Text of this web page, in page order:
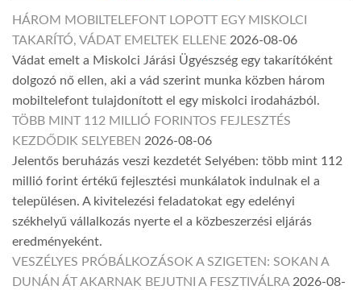
HÁROM MOBILTELEFONT LOPOTT EGY MISKOLCI
TAKARÍTÓ, VÁDAT EMELTEK ELLENE 2026-08-06
Vádat emelt a Miskolci Járási Ügyészség egy takarítóként
dolgozó nő ellen, aki a vád szerint munka közben három
mobiltelefont tulajdonított el egy miskolci irodaházból.
TÖBB MINT 112 MILLIÓ FORINTOS FEJLESZTÉS
KEZDŐDIK SELYEBEN 2026-08-06
Jelentős beruházás veszi kezdetét Selyében: több mint 112
millió forint értékű fejlesztési munkálatok indulnak el a
településen. A kivitelezési feladatokat egy edelényi
székhelyű vállalkozás nyerte el a közbeszerzési eljárás
eredményeként.
VESZÉLYES PRÓBÁLKOZÁSOK A SZIGETEN: SOKAN A
DUNÁN ÁT AKARNAK BEJUTNI A FESZTIVÁLRA 2026-08-